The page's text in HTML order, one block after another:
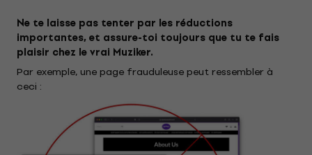
Ne te laisse pas tenter par les réductions
importantes, et assure-toi toujours que tu te fais
plaisir chez le vrai Muziker.
Par exemple, une page frauduleuse peut ressembler à
ceci :